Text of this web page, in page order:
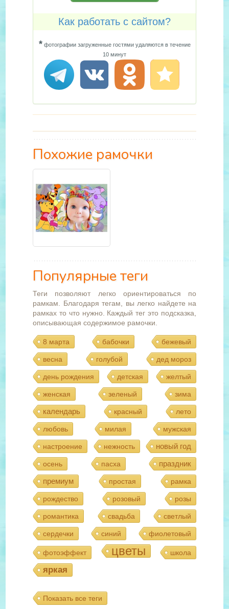
Как работать с сайтом?
*фотографии загруженные гостями удаляются в течение
10 минут
Похожие рамочки
Популярные теги
Теги позволяют легко ориентироваться по
рамкам. Благодаря тегам, вы легко найдете на
рамках то что нужно. Каждый тег это подсказка,
описывающая содержимое рамочки.
8 марта бабочки бежевый
весна голубой дед мороз
день рождения детская желтый
женская зеленый зима
календарь красный лето
любовь милая мужская
настроение нежность новый год
осень пасха
праздник
премиум
простая рамка
рождество розовый розы
романтика свадьба светлый
сердечки синий фиолетовый
фотоэффект цветы школа
яркая
Показать все теги